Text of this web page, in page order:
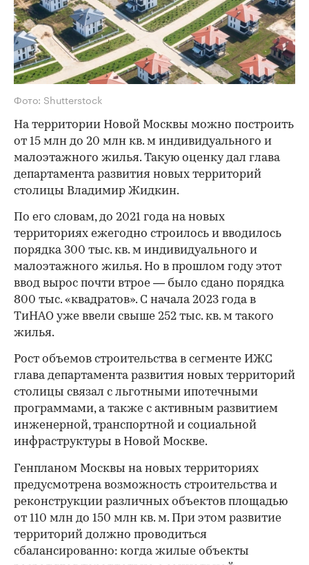
Фото: Shutterstock
На территории Новой Москвы можно построить
от 15 млн до 20 млн кв. м индивидуального и
малоэтажного жилья. Такую оценку дал глава
департамента развития новых территорий
столицы Владимир Жидкин.
По его словам, до 2021 года на новых
территориях ежегодно строилось и вводилось
порядка 300 тыс. кв. м индивидуального и
малоэтажного жилья. Но в прошлом году этот
ввод вырос почти втрое — было сдано порядка
800 тыс. «квадратов». С начала 2023 года в
ТиНАО уже ввели свыше 252 тыс. кв. м такого
жилья.
Рост объемов строительства в сегменте ИЖС
глава департамента развития новых территорий
столицы связал с льготными ипотечными
программами, а также с активным развитием
инженерной, транспортной и социальной
инфраструктуры в Новой Москве.
Генпланом Москвы на новых территориях
предусмотрена возможность строительства и
реконструкции различных объектов площадью
от 110 млн до 150 млн кв. м. При этом развитие
территорий должно проводиться
сбалансированно: когда жилые объекты